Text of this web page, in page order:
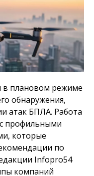
в плановом режиме
обнаружения,
атак БПЛА. Работа
профильными
которые
по
Infopro54
компаний